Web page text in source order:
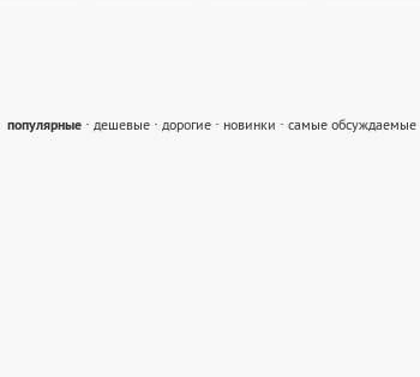
популярные · дешевые · дорогие · новинки · самые обсуждаемые